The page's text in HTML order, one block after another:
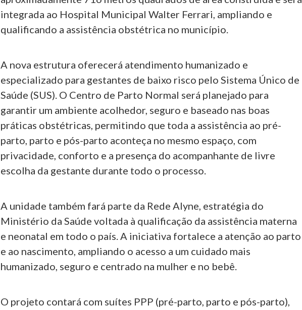
integrada ao Hospital Municipal Walter Ferrari, ampliando e
qualificando a assistência obstétrica no município.
A nova estrutura oferecerá atendimento humanizado e
especializado para gestantes de baixo risco pelo Sistema Único de
Saúde (SUS). O Centro de Parto Normal será planejado para
garantir um ambiente acolhedor, seguro e baseado nas boas
práticas obstétricas, permitindo que toda a assistência ao pré-
parto, parto e pós-parto aconteça no mesmo espaço, com
privacidade, conforto e a presença do acompanhante de livre
escolha da gestante durante todo o processo.
A unidade também fará parte da Rede Alyne, estratégia do
Ministério da Saúde voltada à qualificação da assistência materna
e neonatal em todo o país. A iniciativa fortalece a atenção ao parto
e ao nascimento, ampliando o acesso a um cuidado mais
humanizado, seguro e centrado na mulher e no bebê.
O projeto contará com suítes PPP (pré-parto, parto e pós-parto),